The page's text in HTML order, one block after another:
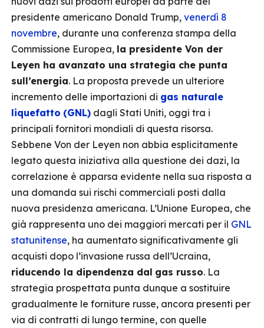
presidente americano Donald Trump, venerdì 8
novembre, durante una conferenza stampa della
Commissione Europea, la presidente Von der
Leyen ha avanzato una strategia che punta
sull’energia. La proposta prevede un ulteriore
incremento delle importazioni di gas naturale
liquefatto (GNL) dagli Stati Uniti, oggi tra i
principali fornitori mondiali di questa risorsa.
Sebbene Von der Leyen non abbia esplicitamente
legato questa iniziativa alla questione dei dazi, la
correlazione è apparsa evidente nella sua risposta a
una domanda sui rischi commerciali posti dalla
nuova presidenza americana. L’Unione Europea, che
già rappresenta uno dei maggiori mercati per il GNL
statunitense, ha aumentato significativamente gli
acquisti dopo l’invasione russa dell’Ucraina,
riducendo la dipendenza dal gas russo. La
strategia prospettata punta dunque a sostituire
gradualmente le forniture russe, ancora presenti per
via di contratti di lungo termine, con quelle